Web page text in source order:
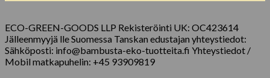
ECO-GREEN-GOODS LLP Rekisteröinti UK: OC423614
Jälleenmyyjä lle Suomessa Tanskan edustajan yhteystiedot:
Sähköposti: info@bambusta-eko-tuotteita.fi Yhteystiedot /
Mobil matkapuhelin: +45 93909819